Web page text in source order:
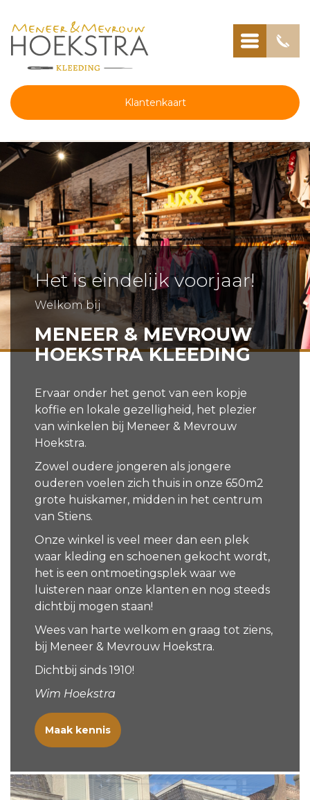
Klantenkaart
Het is eindelijk voorjaar!
Welkom bij
MENEER & MEVROUW
HOEKSTRA KLEEDING
Ervaar onder het genot van een kopje
koffie en lokale gezelligheid, het plezier
van winkelen bij Meneer & Mevrouw
Hoekstra.
Zowel oudere jongeren als jongere
ouderen voelen zich thuis in onze 650m2
grote huiskamer, midden in het centrum
van Stiens.
Onze winkel is veel meer dan een plek
waar kleding en schoenen gekocht wordt,
het is een ontmoetingsplek waar we
luisteren naar onze klanten en nog steeds
dichtbij mogen staan!
Wees van harte welkom en graag tot ziens,
bij Meneer & Mevrouw Hoekstra.
Dichtbij sinds 1910!
Wim Hoekstra
Maak kennis